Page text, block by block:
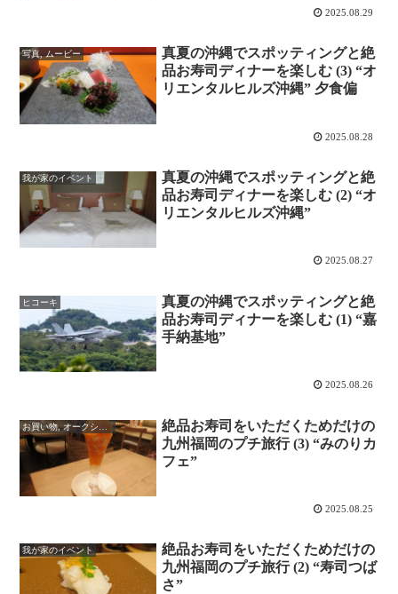
2025.08.29
写真, ムービー
真夏の沖縄でスポッティングと絶
品お寿司ディナーを楽しむ (3) “オ
リエンタルヒルズ沖縄” 夕食偏
2025.08.28
我が家のイベント
真夏の沖縄でスポッティングと絶
品お寿司ディナーを楽しむ (2) “オ
リエンタルヒルズ沖縄”
2025.08.27
ヒコーキ
真夏の沖縄でスポッティングと絶
品お寿司ディナーを楽しむ (1) “嘉
手納基地”
2025.08.26
絶品お寿司をいただくためだけの
九州福岡のプチ旅行 (3) “みのりカ
フェ”
2025.08.25
我が家のイベント
絶品お寿司をいただくためだけの
九州福岡のプチ旅行 (2) “寿司つば
さ”